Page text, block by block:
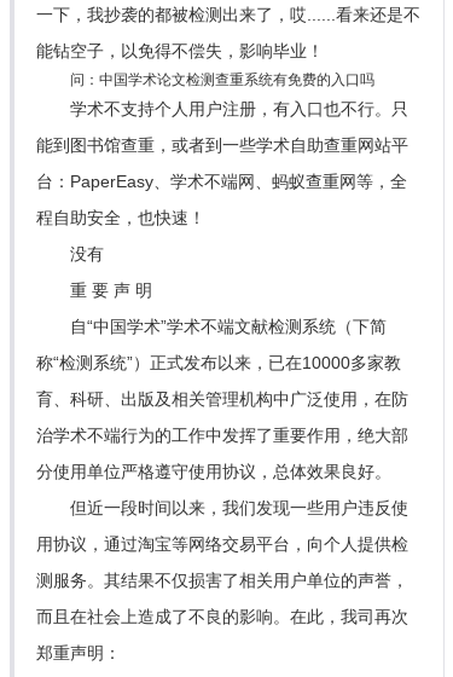
一下，我抄袭的都被检测出来了，哎......看来还是不
能钻空子，以免得不偿失，影响毕业！
问：中国学术论文检测查重系统有免费的入口吗
学术不支持个人用户注册，有入口也不行。只
能到图书馆查重，或者到一些学术自助查重网站平
台：PaperEasy、学术不端网、蚂蚁查重网等，全
程自助安全，也快速！
没有
重 要 声 明
自“中国学术”学术不端文献检测系统（下简
称“检测系统”）正式发布以来，已在10000多家教
育、科研、出版及相关管理机构中广泛使用，在防
治学术不端行为的工作中发挥了重要作用，绝大部
分使用单位严格遵守使用协议，总体效果良好。
但近一段时间以来，我们发现一些用户违反使
用协议，通过淘宝等网络交易平台，向个人提供检
测服务。其结果不仅损害了相关用户单位的声誉，
而且在社会上造成了不良的影响。在此，我司再次
郑重声明：